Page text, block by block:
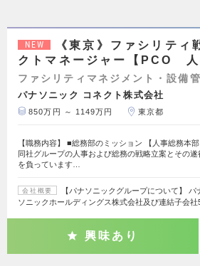
NEW
《東京》ファシリティ
クトマネージャー【PCO 人
ファシリティマネジメント・設備
パナソニック コネクト株式会社
850万円 ～ 1149万円 東京都
【職務内容】 ■総務部のミッション 【人事総務本部
同社グループの人事および総務の戦略立案とその遂
を負っています…
会社概要
【パナソニックグループについて】
ソニックホールディングス株式会社及び連結子会社
興味あり